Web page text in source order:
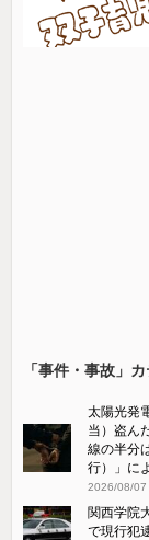
「事件・事故」
太陽光発
当）盗ん
線の半分
行）」に
2026/08/07
関西学院
で現行犯